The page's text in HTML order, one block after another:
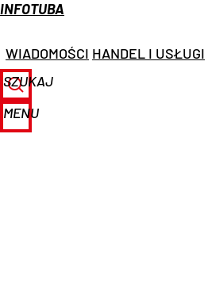
INFOTUBA
WIADOMOŚCI HANDEL I USŁUGI
SZUKAJ
MENU